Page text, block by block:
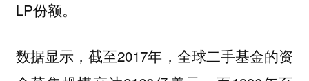
LP份额。
数据显示，截至2017年，全球二手基金的资